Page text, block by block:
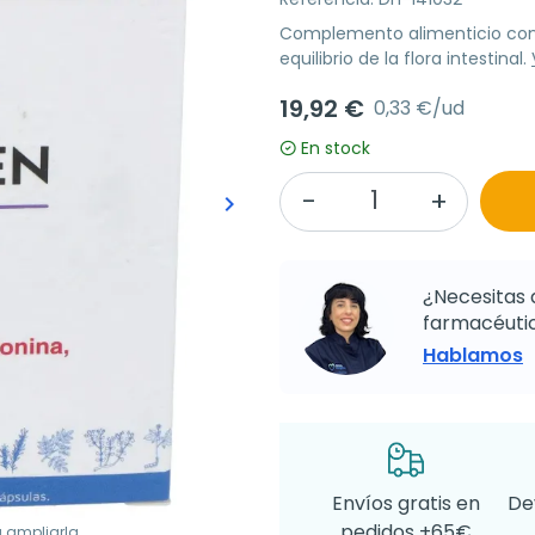
Siguiente
keyboard_arrow_right
Complemento alimenticio
equilibrio de la flora intestinal.
19,92 € 0,33 €/ud
En stock
¿Necesitas
Hablamos
Envíos gratis en